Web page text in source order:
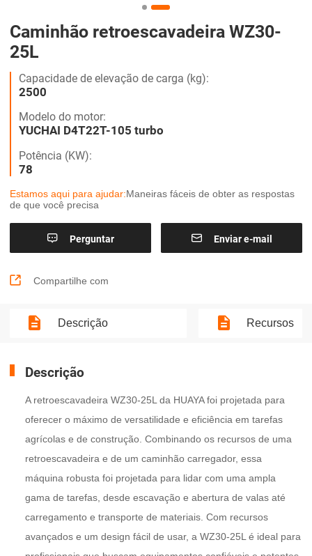
Caminhão retroescavadeira WZ30-
25L
Capacidade de elevação de carga (kg):
2500
Modelo do motor:
YUCHAI D4T22T-105 turbo
Potência (KW):
78
Estamos aqui para ajudar:Maneiras fáceis de obter as respostas
de que você precisa
 Perguntar  Enviar e-mail
 Compartilhe com
Descrição Recursos
Descrição
A retroescavadeira WZ30-25L da HUAYA foi projetada para
oferecer o máximo de versatilidade e eficiência em tarefas
agrícolas e de construção. Combinando os recursos de uma
retroescavadeira e de um caminhão carregador, essa
máquina robusta foi projetada para lidar com uma ampla
gama de tarefas, desde escavação e abertura de valas até
carregamento e transporte de materiais. Com recursos
avançados e um design fácil de usar, a WZ30-25L é ideal para